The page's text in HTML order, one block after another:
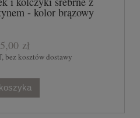
- kolor brązowy
zł
bez kosztów dostawy